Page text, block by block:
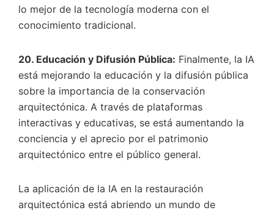
lo mejor de la tecnología moderna con el
conocimiento tradicional.
20. Educación y Difusión Pública: Finalmente, la IA
está mejorando la educación y la difusión pública
sobre la importancia de la conservación
arquitectónica. A través de plataformas
interactivas y educativas, se está aumentando la
conciencia y el aprecio por el patrimonio
arquitectónico entre el público general.
La aplicación de la IA en la restauración
arquitectónica está abriendo un mundo de